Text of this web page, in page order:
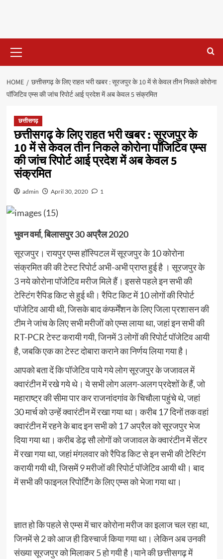
Menu
HOME
छत्तीसगढ़ के लिए राहत भरी खबर : सूरजपुर के 10 में से केवल तीन निकले कोरोना
पॉजिटिव एम्स की जांच रिपोर्ट आई प्रदेश में अब केवल 5 संक्रमित
छत्तीसगढ़
छत्तीसगढ़ के लिए राहत भरी खबर : सूरजपुर के
10 में से केवल तीन निकले कोरोना पॉजिटिव एम्स
की जांच रिपोर्ट आई प्रदेश में अब केवल 5
संक्रमित
admin April 30, 2020 1
भुवन वर्मा, बिलासपुर 30 अप्रैल 2020
सूरजपुर। रायपुर एम्स हॉस्पिटल में सूरजपुर के 10 कोरोना
संक्रमित की की टेस्ट रिपोर्ट अभी-अभी प्राप्त हुई है । सूरजपुर के
3 नये कोरोना पॉजेटिव मरीज मिले हैं। इससे पहले इन सभी की
टेस्टिंग रैपिड किट से हुई थी। रैपिट किट में 10 लोगों की रिपोर्ट
पॉजेटिव आयी थी, जिसके बाद कंफर्मेंशन के लिए जिला प्रशासन की
टीम ने जांच के लिए सभी मरीजों को एम्स लाया था, जहां इन सभी की
RT-PCR टेस्ट करायी गयी, जिनमें 3 लोगों की रिपोर्ट पॉजेटिव आयी
है, जबकि एक का टेस्ट दोबारा कराने का निर्णय लिया गया है।
आपको बता दें कि पॉजेटिव पाये गये लोग सूरजपुर के जजावल में
क्वारंटीन में रखे गये थे। ये सभी लोग अलग-अलग प्रदेशों के हैं, जो
महाराष्ट्र की सीमा पार कर राजनांदगांव के चिचौला पहुंचे थे, जहां
30 मार्च को उन्हें क्वारंटीन में रखा गया था। करीब 17 दिनों तक वहां
क्वारंटीन में रहने के बाद इन सभी को 17 अप्रैल को सूरजपुर भेज
दिया गया था। करीब डेढ़ सौ लोगों को जजावल के क्वारंटीन में सेंटर
में रखा गया था, जहां मंगलवार को रैपिड किट से इन सभी की टेस्टिंग
करायी गयी थी, जिसमें 9 मरीजों की रिपोर्ट पॉजेटिव आयी थी। बाद
में सभी की फाइनल रिपोर्टिंग के लिए एम्स को भेजा गया था।
ज्ञात हो कि पहले से एम्स में चार कोरोना मरीज का इलाज चल रहा था,
जिनमें से 2 को आज ही डिस्चार्ज किया गया था। लेकिन अब उनकी
संख्या सूरजपुर को मिलाकर 5 हो गयी है।याने की छत्तीसगढ़ में